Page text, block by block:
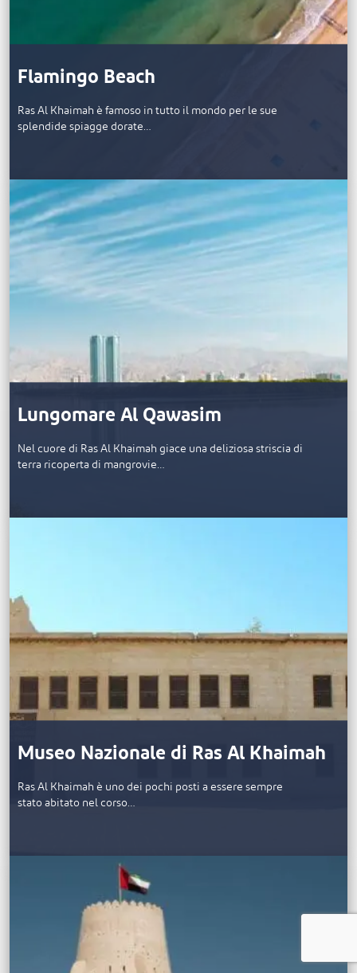
Flamingo Beach
Ras Al Khaimah è famoso in tutto il mondo per le sue
splendide spiagge dorate…
Lungomare Al Qawasim
Nel cuore di Ras Al Khaimah giace una deliziosa striscia di
terra ricoperta di mangrovie…
Museo Nazionale di Ras Al Khaimah
Ras Al Khaimah è uno dei pochi posti a essere sempre
stato abitato nel corso…